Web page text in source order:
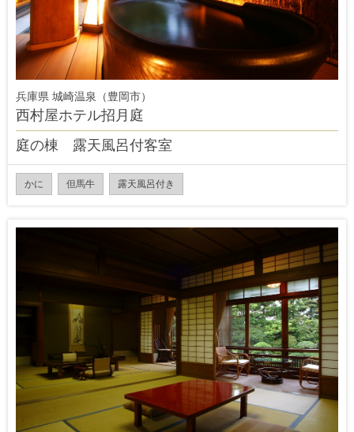
兵庫県 城崎温泉（豊岡市）
西村屋ホテル招月庭
庭の棟 露天風呂付客室
かに 但馬牛 露天風呂付き